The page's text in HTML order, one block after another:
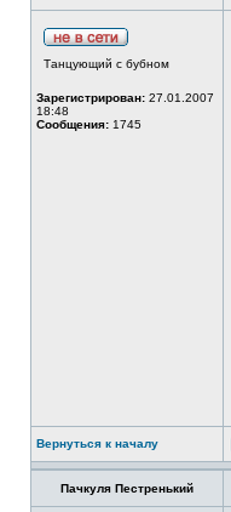
Танцующий с бубном
Зарегистрирован: 27.01.2007
18:48
Сообщения: 1745
Вернуться к началу
Пачкуля Пестренький